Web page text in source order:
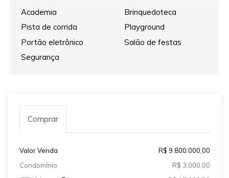
Academia
Brinquedoteca
Pista de corrida
Playground
Portão eletrônico
Salão de festas
Segurança
Comprar
Valor Venda
R$ 9.800.000,00
Condomínio
R$ 3.000,00